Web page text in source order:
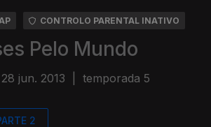
CONTROLO PARENTAL INATIVO
Pelo Mundo
28 jun. 2013 temporada 5
2